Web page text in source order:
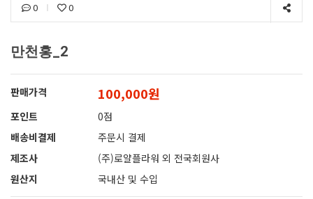
0 0
만천홍_2
판매가격 100,000원
포인트
0점
배송비결제
주문시 결제
제조사
(주)로얄플라워 외 전국회원사
원산지
국내산 및 수입